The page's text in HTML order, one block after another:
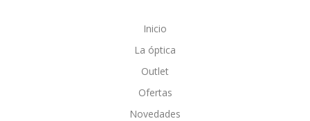
Inicio
La óptica
Outlet
Ofertas
Novedades